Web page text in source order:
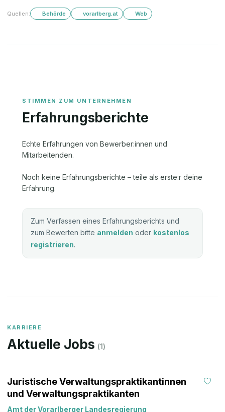
Quellen: Behörde vorarlberg.at Web
Erfahrungsberichte
Echte Erfahrungen von Bewerber:innen und
Mitarbeitenden.
Noch keine Erfahrungsberichte – teile als erste:r deine
Erfahrung.
Zum Verfassen eines Erfahrungsberichts und
zum Bewerten bitte anmelden oder kostenlos
registrieren.
KARRIERE
Aktuelle Jobs (1)
Juristische Verwaltungspraktikantinnen
und Verwaltungspraktikanten
Amt der Vorarlberger Landesregierung